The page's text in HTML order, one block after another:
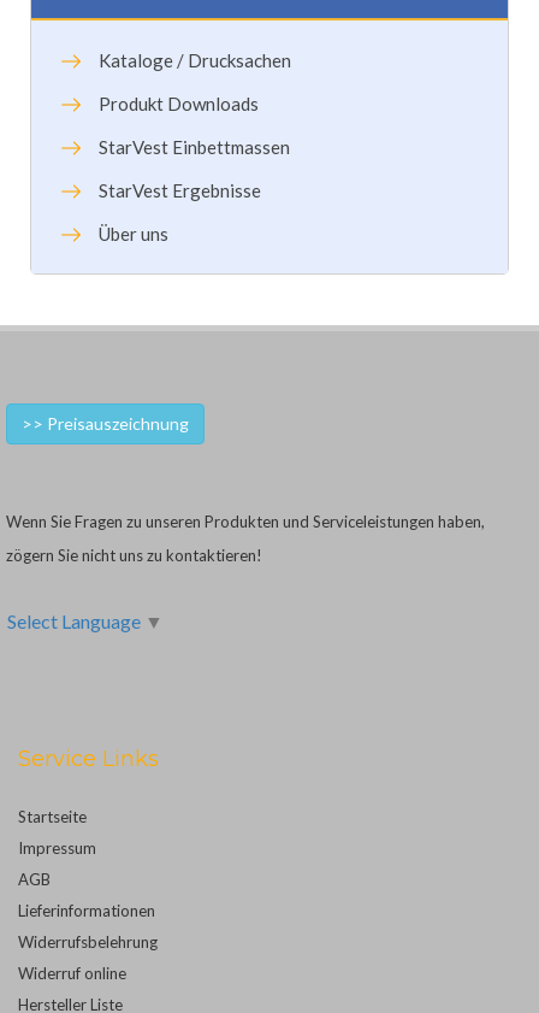
Kataloge / Drucksachen
Produkt Downloads
StarVest Einbettmassen
StarVest Ergebnisse
Über uns
>> Preisauszeichnung
Wenn Sie Fragen zu unseren Produkten und Serviceleistungen haben,
zögern Sie nicht uns zu kontaktieren!
Select Language ▼
Service Links
Startseite
Impressum
AGB
Lieferinformationen
Widerrufsbelehrung
Widerruf online
Hersteller Liste